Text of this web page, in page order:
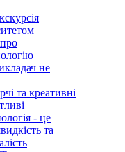
не
та креативні
- це
та